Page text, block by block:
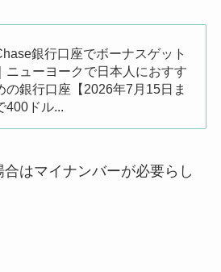
銀行口座でボーナスゲット
｜ニューヨークで日本人におすす
の銀行口座【2026年7月15日ま
400ドル...
はマイナンバーが必要らし